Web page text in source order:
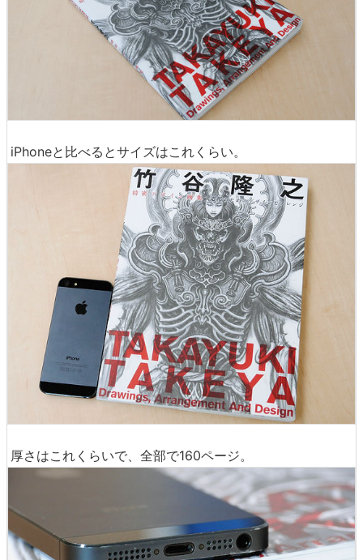
iPhoneと比べるとサイズはこれくらい。
厚さはこれくらいで、全部で160ページ。